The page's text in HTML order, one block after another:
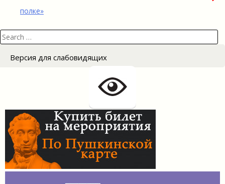
полке»
Search
for:
Версия для слабовидящих